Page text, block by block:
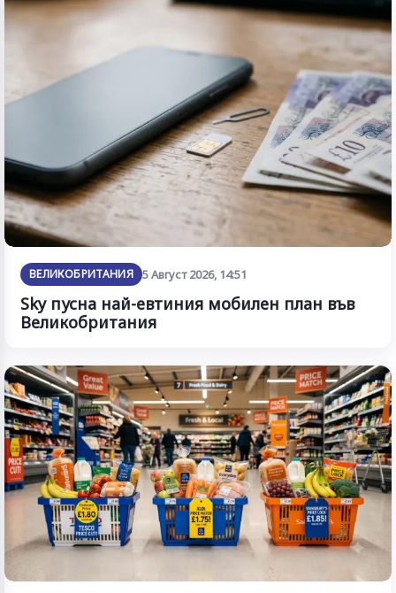
ВЕЛИКОБРИТАНИЯ 5 Август 2026, 14:51
Sky пусна най-евтиния мобилен план във
Великобритания